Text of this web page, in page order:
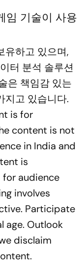
임 기술이 사용
유하고 있으며,
터 분석 솔루션
은 책임감 있는
지고 있습니다.
is for
content is not
in India and
is
audience
involves
Participate
age. Outlook
disclaim